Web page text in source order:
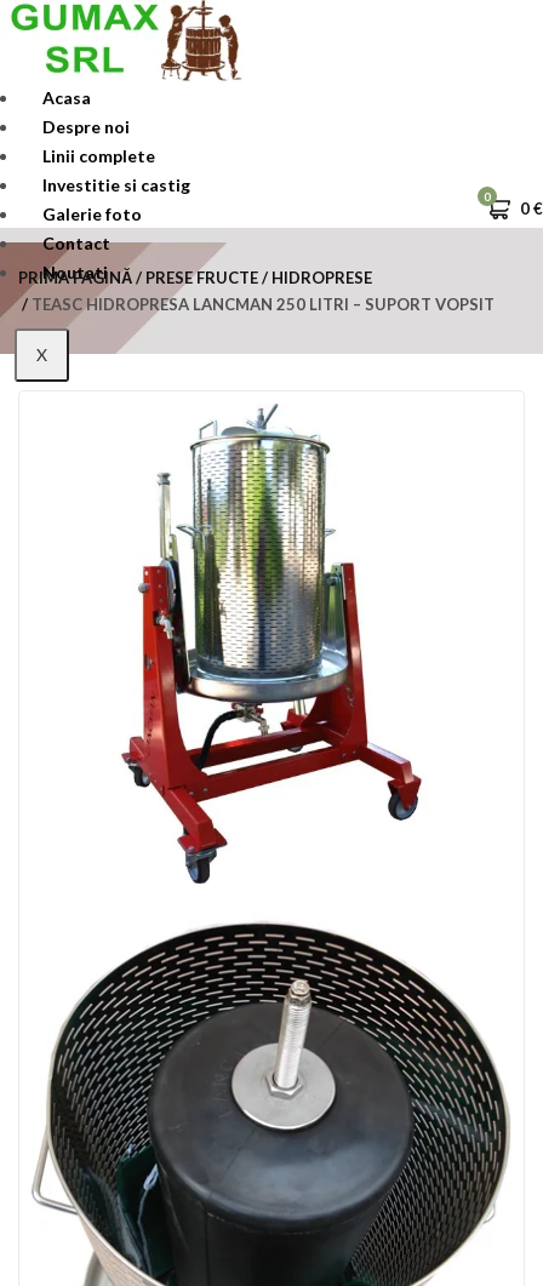
Skip
content
Acasa
Despre noi
Linii complete
Investitie si castig
Galerie foto
Contact
Noutati
X
0
0€
PRIMA PAGINĂ PRESE FRUCTE
HIDROPRESE
TEASC HIDROPRESA LANCMAN 250 LITRI – SUPORT VOPSIT